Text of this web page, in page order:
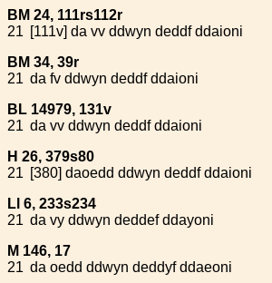
BM 24, 111rs112r
21 [111v] da vv ddwyn deddf ddaioni
BM 34, 39r
21 da fv ddwyn deddf ddaioni
BL 14979, 131v
21 da vv ddwyn deddf ddaioni
H 26, 379s80
21 [380] daoedd ddwyn deddf ddaioni
Ll 6, 233s234
21 da vy ddwyn deddef ddayoni
M 146, 17
21 da oedd ddwyn deddyf ddaeoni